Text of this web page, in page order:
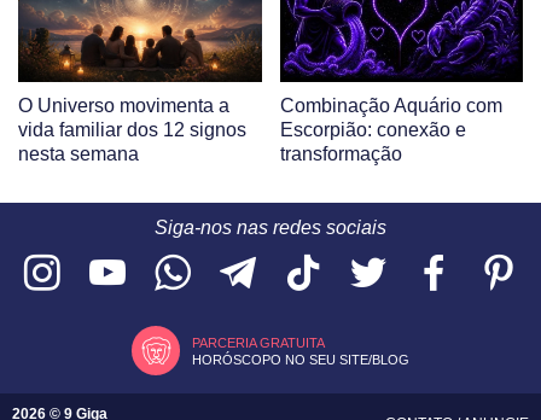
O Universo movimenta a
vida familiar dos 12 signos
nesta semana
Combinação Aquário com
Escorpião: conexão e
transformação
Siga-nos nas redes sociais
PARCERIA GRATUITA
HORÓSCOPO NO SEU SITE/BLOG
2026 © 9 Giga